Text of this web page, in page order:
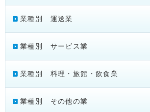
業種別 運送業
業種別 サービス業
業種別 料理・旅館・飲食業
業種別 その他の業